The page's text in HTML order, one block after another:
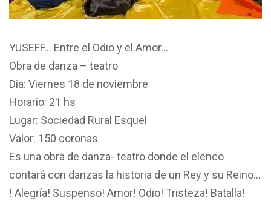
YUSEFF… Entre el Odio y el Amor…
Obra de danza – teatro
Dia: Viernes 18 de noviembre
Horario: 21 hs
Lugar: Sociedad Rural Esquel
Valor: 150 coronas
Es una obra de danza- teatro donde el elenco
contará con danzas la historia de un Rey y su Reino…
! Alegría! Suspenso! Amor! Odio! Tristeza! Batalla!